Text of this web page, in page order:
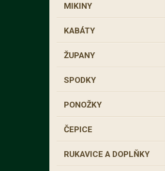
MIKINY
KABÁTY
ŽUPANY
SPODKY
PONOŽKY
ČEPICE
RUKAVICE A DOPLŇKY